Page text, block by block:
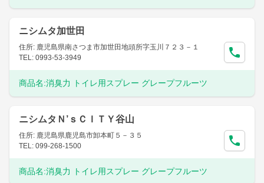
ニシムタ加世田
住所: 鹿児島県南さつま市加世田地頭所字玉川７２３－１
TEL: 0993-53-3949
商品名:消臭力 トイレ用スプレー グレープフルーツ
ニシムタＮ’ｓＣＩＴＹ谷山
住所: 鹿児島県鹿児島市卸本町５－３５
TEL: 099-268-1500
商品名:消臭力 トイレ用スプレー グレープフルーツ